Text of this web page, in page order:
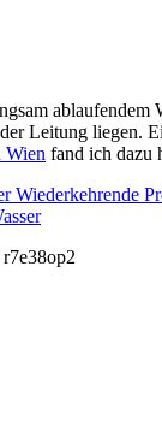
ablaufendem
Leitung liegen.
Wien fand ich dazu
Wiederkehrende